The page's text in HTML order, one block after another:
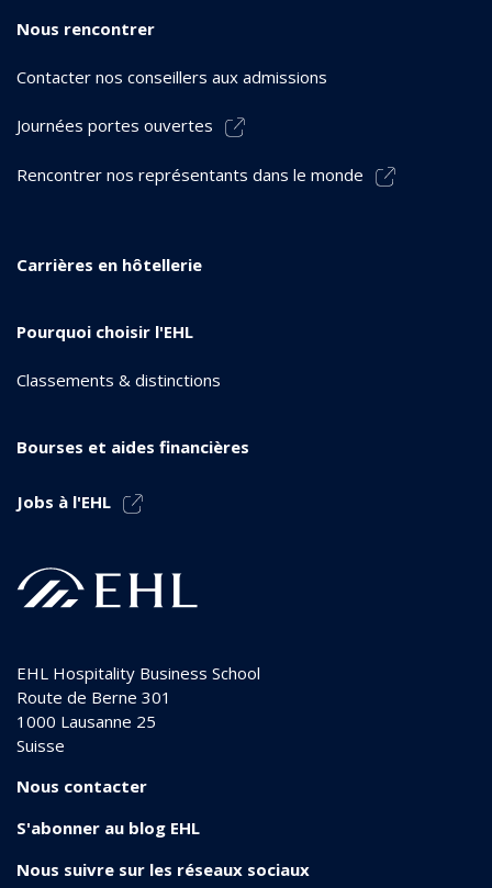
Nous rencontrer
Contacter nos conseillers aux admissions
Journées portes ouvertes
Rencontrer nos représentants dans le monde
Carrières en hôtellerie
Pourquoi choisir l'EHL
Classements & distinctions
Bourses et aides financières
Jobs à l'EHL
EHL Hospitality Business School
Route de Berne 301
1000 Lausanne 25
Suisse
Nous contacter
S'abonner au blog EHL
Nous suivre sur les réseaux sociaux